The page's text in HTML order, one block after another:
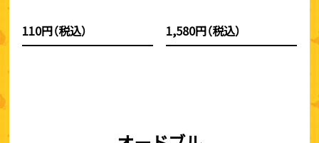
110円（税込） 1,580円（税込）